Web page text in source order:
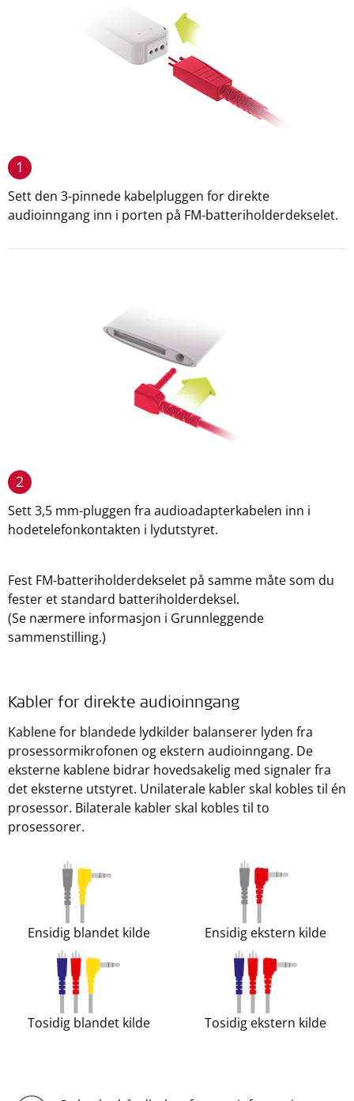
1
Sett den 3-pinnede kabelpluggen for direkte
audioinngang inn i porten på FM-batteriholderdekselet.
2
Sett 3,5 mm-pluggen fra audioadapterkabelen inn i
hodetelefonkontakten i lydutstyret.
Fest FM-batteriholderdekselet på samme måte som du
fester et standard batteriholderdeksel.
(Se nærmere informasjon i Grunnleggende
sammenstilling.)
Kabler for direkte audioinngang
Kablene for blandede lydkilder balanserer lyden fra
prosessormikrofonen og ekstern audioinngang. De
eksterne kablene bidrar hovedsakelig med signaler fra
det eksterne utstyret. Unilaterale kabler skal kobles til én
prosessor. Bilaterale kabler skal kobles til to
prosessorer.
Ensidig blandet kilde Ensidig ekstern kilde
Tosidig blandet kilde Tosidig ekstern kilde